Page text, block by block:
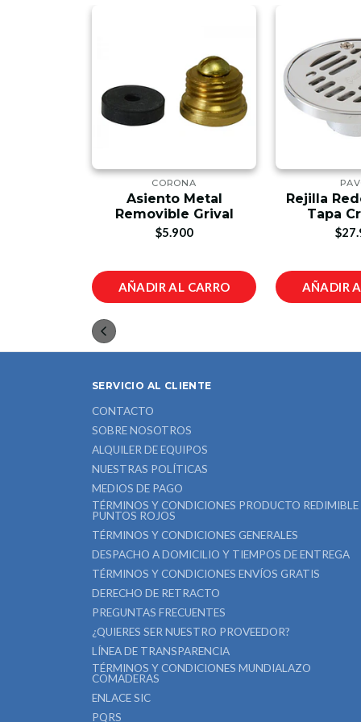
CORONA
Asiento Metal
Removible Grival
$5.900
AÑADIR AL CARRO
Rejilla
Tapa
AÑADIR
SERVICIO AL CLIENTE
CONTACTO
SOBRE NOSOTROS
ALQUILER DE EQUIPOS
NUESTRAS POLÍTICAS
MEDIOS DE PAGO
TÉRMINOS Y CONDICIONES PRODUCTO REDIMIBLE
PUNTOS ROJOS
TÉRMINOS Y CONDICIONES GENERALES
DESPACHO A DOMICILIO Y TIEMPOS DE ENTREGA
TÉRMINOS Y CONDICIONES ENVÍOS GRATIS
DERECHO DE RETRACTO
PREGUNTAS FRECUENTES
¿QUIERES SER NUESTRO PROVEEDOR?
LÍNEA DE TRANSPARENCIA
TÉRMINOS Y CONDICIONES MUNDIALAZO
COMADERAS
ENLACE SIC
PQRS